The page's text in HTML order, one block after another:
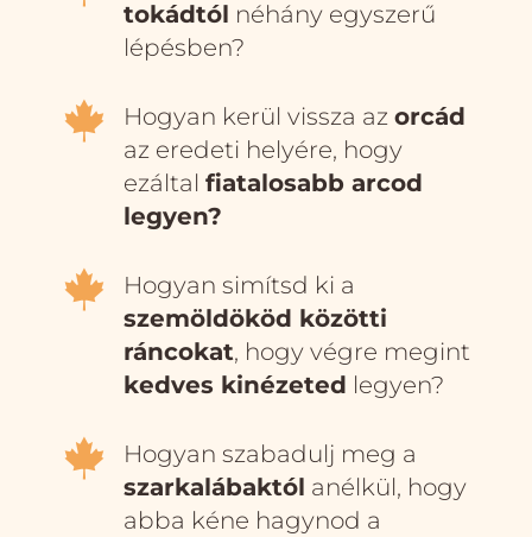
tokádtól néhány egyszerű
lépésben?
 Hogyan kerül vissza az orcád
az eredeti helyére, hogy
ezáltal fiatalosabb arcod
legyen?

Hogyan simítsd ki a
szemöldököd közötti
ráncokat, hogy végre megint
kedves kinézeted legyen?

Hogyan szabadulj meg a
szarkalábaktól anélkül, hogy
abba kéne hagynod a